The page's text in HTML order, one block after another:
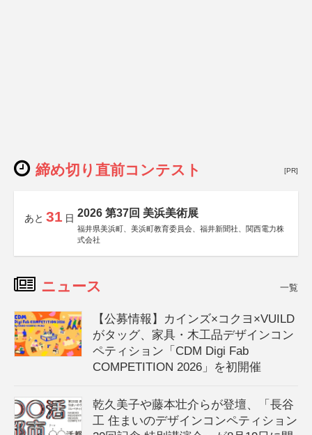
締め切り直前コンテスト [PR]
あと 31 日 2026 第37回 美浜美術展
福井県美浜町、美浜町教育委員会、福井新聞社、関西電力株
式会社
ニュース 一覧
【公募情報】カインズ×コクヨ×VUILD
がタッグ、家具・木工品デザインコン
ペティション「CDM Digi Fab
COMPETITION 2026」を初開催
乾久美子や藤本壮介らが登壇、「長谷
工 住まいのデザインコンペティション